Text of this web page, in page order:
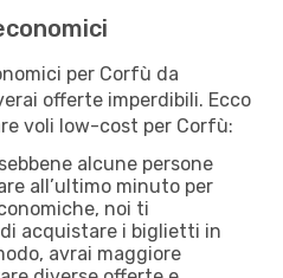
per Corfù da
offerte imperdibili. Ecco
voli low-cost per Corfù:
alcune persone
all’ultimo minuto per
noi ti
acquistare i biglietti in
avrai maggiore